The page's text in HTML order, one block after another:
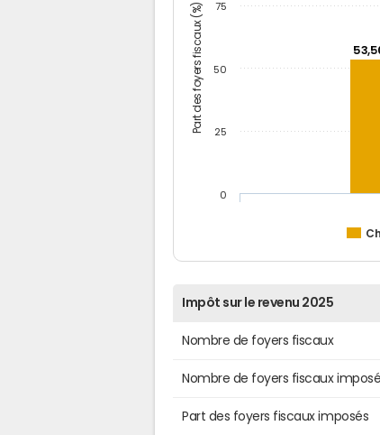
Part des foyers fiscaux (%)
0
25
50
75
Impôt sur le revenu 2025
Nombre de foyers fiscaux
Nombre de foyers fiscaux
Part des foyers fiscaux imposés